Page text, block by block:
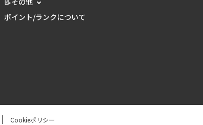
ポイント/ランクについて
Cookieポリシー